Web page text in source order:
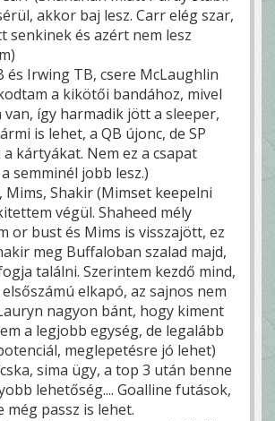
akkor baj lesz. Carr elég szar,
senkinek és azért nem lesz
és Irwing TB, csere McLaughlin
a kikötői bandához, mivel
van, így harmadik jött a sleeper,
is lehet, a QB újonc, de SP
kártyákat. Nem ez a csapat
semminél jobb lesz.)
Mims, Shakir (Mimset keepelni
végül. Shaheed mély
or bust és Mims is visszajött, ez
meg Buffaloban szalad majd,
találni. Szerintem kezdő mind,
elkapó, az sajnos nem
nagyon bánt, hogy kiment
a legjobb egység, de legalább
meglepetésre jó lehet)
sima ügy, a top 3 után benne
lehetőség.... Goalline futások,
még passz is lehet.